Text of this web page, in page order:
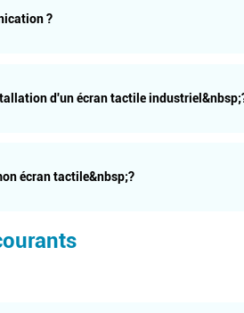
?
d'un écran tactile
écran tactile&nbsp;?